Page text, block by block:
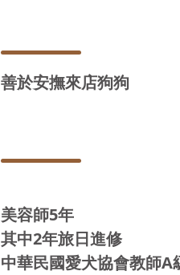
善於安撫來店狗狗
美容師5年
其中2年旅日進修
中華民國愛犬協會教師A